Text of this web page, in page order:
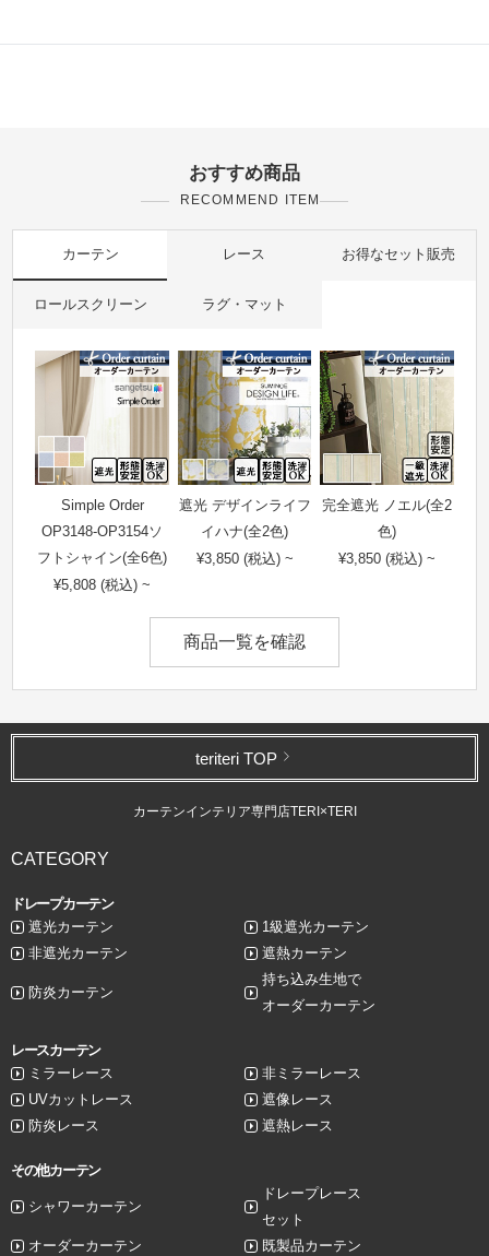
おすすめ商品
RECOMMEND ITEM
カーテン レース お得なセット販売
ロールスクリーン ラグ・マット
Simple Order
OP3148-OP3154ソ
フトシャイン(全6色)
¥5,808 (税込) ~
遮光 デザインライフ
イハナ(全2色)
¥3,850 (税込) ~
完全遮光 ノエル(全2
色)
¥3,850 (税込) ~
商品一覧を確認
teriteri TOP
カーテンインテリア専門店TERI×TERI
CATEGORY
ドレープカーテン
遮光カーテン
1級遮光カーテン
非遮光カーテン
遮熱カーテン
防炎カーテン
持ち込み生地で
オーダーカーテン
レースカーテン
ミラーレース
非ミラーレース
UVカットレース
遮像レース
防炎レース
遮熱レース
その他カーテン
シャワーカーテン
ドレープレース
セット
オーダーカーテン
既製品カーテン